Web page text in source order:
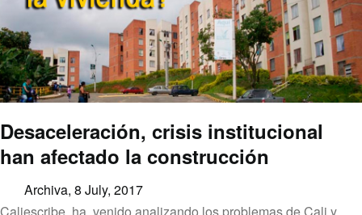
Desaceleración, crisis institucional
han afectado la construcción
Archiva, 8 July, 2017